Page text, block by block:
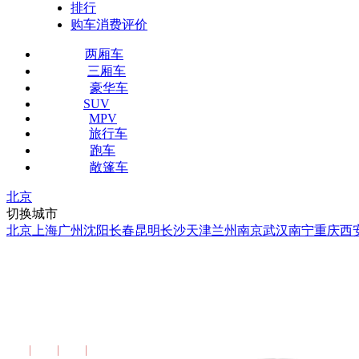
排行
购车消费评价
两厢车
三厢车
豪华车
SUV
MPV
旅行车
跑车
敞篷车
北京
切换城市
北京 上海广州沈阳长春昆明长沙天津兰州南京武汉南宁重庆西